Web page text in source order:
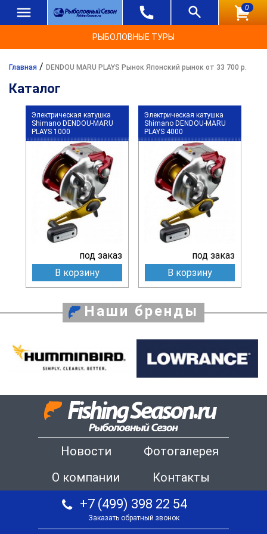
0
РЫБОЛОВНЫЕ ТУРЫ
Главная / DENDOU MARU PLAYS Рынок Японский рынок от 33 700 р.
Каталог
Электрическая катушка
Shimano DENDOU-MARU
PLAYS 1000
под заказ
В корзину
Электрическая катушка
Shimano DENDOU-MARU
PLAYS 4000
под заказ
В корзину
Наши бренды
Новости
Фотогалерея
О компании
Контакты
+7 (499) 398 22 54
Заказать обратный звонок